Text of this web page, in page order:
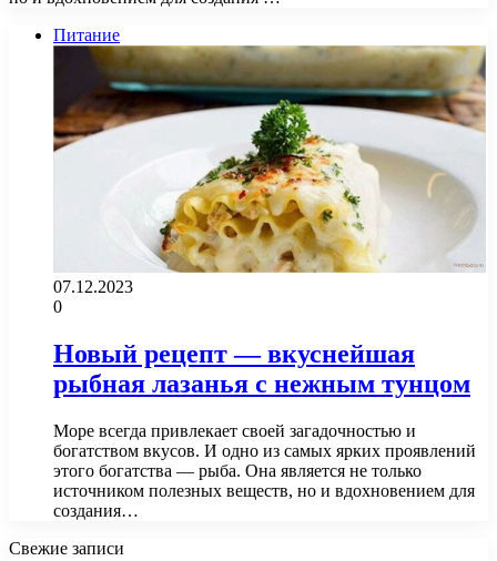
Питание
07.12.2023
0
Новый рецепт — вкуснейшая
рыбная лазанья с нежным тунцом
Море всегда привлекает своей загадочностью и
богатством вкусов. И одно из самых ярких проявлений
этого богатства — рыба. Она является не только
источником полезных веществ, но и вдохновением для
создания…
Свежие записи